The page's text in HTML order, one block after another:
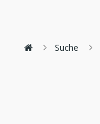
Suche